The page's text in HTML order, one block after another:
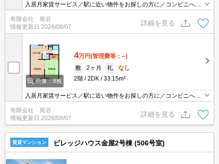
入居月家賃サービス／駅に近い物件をお探しの方に／コンビニへ17
有限会社 尾谷
情報更新日 2026/08/07
詳細を見る
画像：9枚
4万円(管理費等：--)
敷
2ヶ月 礼
なし
2階
2DK 33.15m²
入居月家賃サービス／駅に近い物件をお探しの方に／コンビニへ17
有限会社 尾谷
情報更新日 2026/08/07
詳細を見る
賃貸マンション ビレッジハウス金屋2号棟 (506号室)